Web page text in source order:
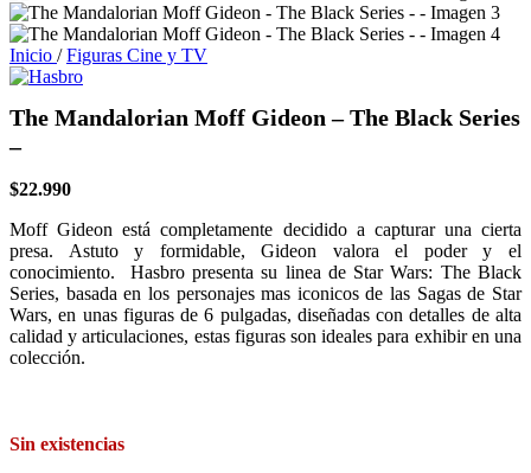
Inicio / Figuras Cine y TV
The Mandalorian Moff Gideon – The Black Series
–
$22.990
Moff Gideon está completamente decidido a capturar una cierta
presa. Astuto y formidable, Gideon valora el poder y el
conocimiento. Hasbro presenta su linea de Star Wars: The Black
Series, basada en los personajes mas iconicos de las Sagas de Star
Wars, en unas figuras de 6 pulgadas, diseñadas con detalles de alta
calidad y articulaciones, estas figuras son ideales para exhibir en una
colección.
Sin existencias